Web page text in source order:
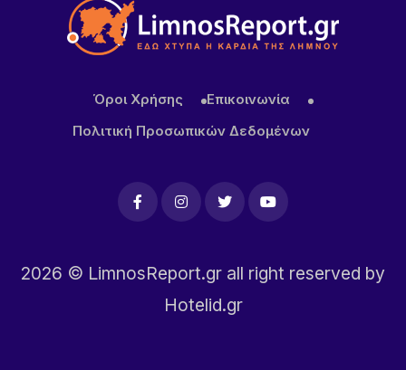
Όροι Χρήσης
Επικοινωνία
Πολιτική Προσωπικών Δεδομένων
2026 © LimnosReport.gr all right reserved by
Hotelid.gr